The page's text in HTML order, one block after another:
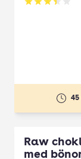
Betyg: 3.46
45
Raw
med